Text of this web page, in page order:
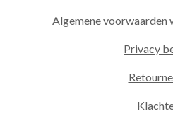
Algemene voorwaarden
Privacy